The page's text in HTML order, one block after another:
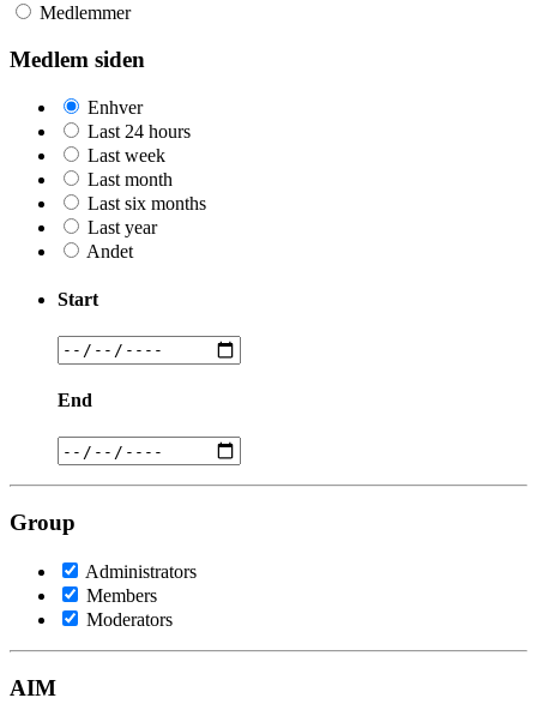
Medlemmer
Medlem siden
Enhver
Last 24 hours
Last week
Last month
Last six months
Last year
Andet
Start
End
Group
Administrators
Members
Moderators
AIM